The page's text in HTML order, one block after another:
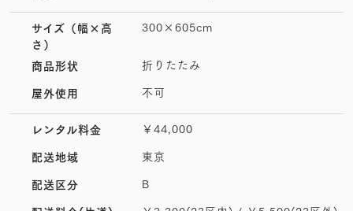
サイズ （幅×高
さ）
300×605cm
商品形状 折りたたみ
屋外使用 不可
レンタル料金 ￥44,000
配送地域 東京
配送区分 B